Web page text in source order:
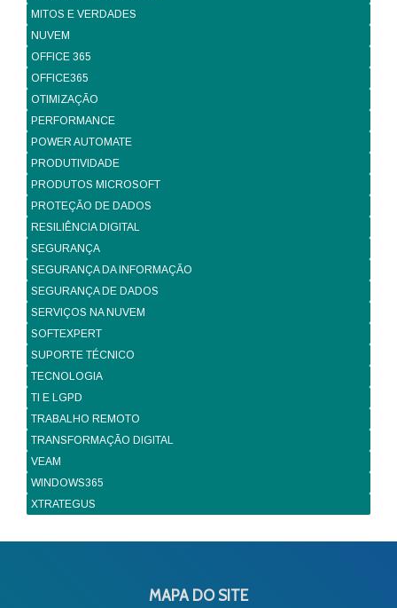
MITOS E VERDADES
NUVEM
OFFICE 365
OFFICE365
OTIMIZAÇÃO
PERFORMANCE
POWER AUTOMATE
PRODUTIVIDADE
PRODUTOS MICROSOFT
PROTEÇÃO DE DADOS
RESILIÊNCIA DIGITAL
SEGURANÇA
SEGURANÇA DA INFORMAÇÃO
SEGURANÇA DE DADOS
SERVIÇOS NA NUVEM
SOFTEXPERT
SUPORTE TÉCNICO
TECNOLOGIA
TI E LGPD
TRABALHO REMOTO
TRANSFORMAÇÃO DIGITAL
VEAM
WINDOWS365
XTRATEGUS
MAPA DO SITE